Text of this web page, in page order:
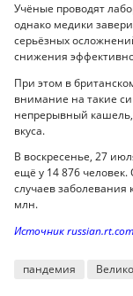
Учёные проводят
однако медики
серьёзных
снижения
При этом в
внимание на такие
непрерывный
вкуса.
В воскресенье, 27
ещё у 14 876
случаев
млн.
Источник russian.rt.com
пандемия